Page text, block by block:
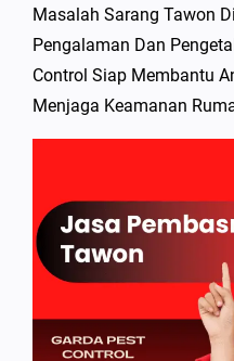
Masalah Sarang Tawon
Pengalaman Dan
Control Siap Membantu
Menjaga Keamanan